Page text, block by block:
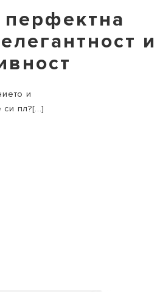
и
и
пл?[...]